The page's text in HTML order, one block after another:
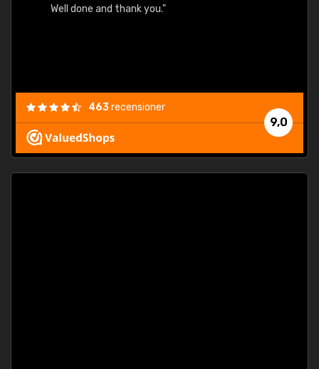
Well done and thank you."
9,0
463recensioner